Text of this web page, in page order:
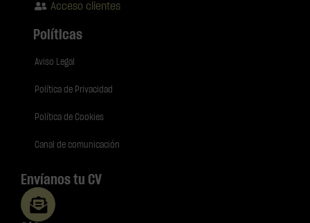
Acceso clientes
Políticas
Aviso Legal
Política de Privacidad
Política de Cookies
Canal de comunicación
Envíanos tu CV